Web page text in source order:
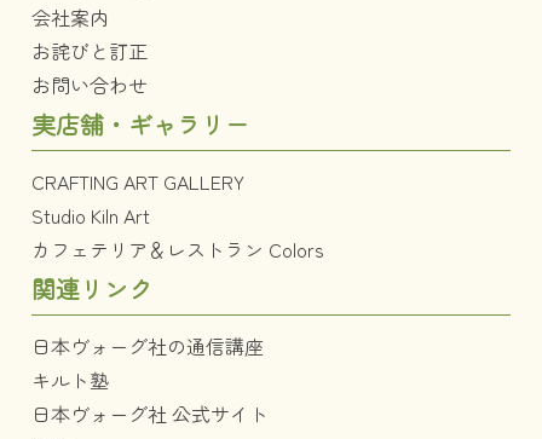
会社案内
お詫びと訂正
お問い合わせ
実店舗・ギャラリー
CRAFTING ART GALLERY
Studio Kiln Art
カフェテリア＆レストラン Colors
関連リンク
日本ヴォーグ社の通信講座
キルト塾
日本ヴォーグ社 公式サイト